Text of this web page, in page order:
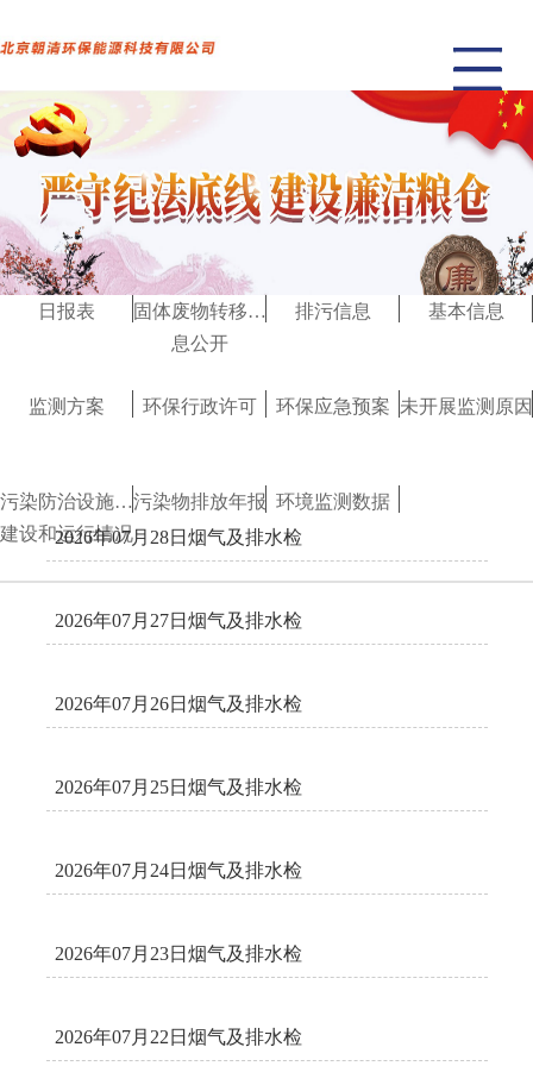
日报表
固体废物转移信
息公开
排污信息 基本信息
监测方案 环保行政许可 环保应急预案 未开展监测原因
污染防治设施的
建设和运行情况
污染物排放年报 环境监测数据
2026年07月28日烟气及排水检
测日报
2026年07月27日烟气及排水检
测日报
2026年07月26日烟气及排水检
测日报
2026年07月25日烟气及排水检
测日报
2026年07月24日烟气及排水检
测日报
2026年07月23日烟气及排水检
测日报
2026年07月22日烟气及排水检